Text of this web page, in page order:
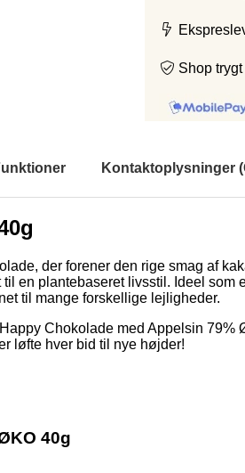
Shop
Kontaktoplysninger
der forener den rige smag af
en plantebaseret livsstil. Ideel
til mange forskellige lejligheder.
Chokolade med Appelsin
løfte hver bid til nye højder!
40g